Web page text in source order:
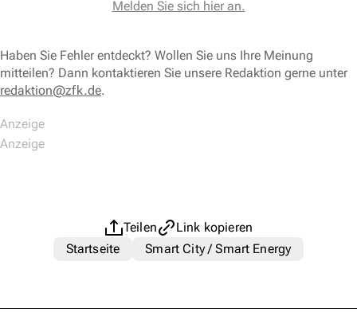
Melden Sie sich hier an.
Haben Sie Fehler entdeckt? Wollen Sie uns Ihre Meinung
mitteilen? Dann kontaktieren Sie unsere Redaktion gerne unter
redaktion@zfk.de.
Teilen
Link kopieren
Startseite
Smart City / Smart Energy